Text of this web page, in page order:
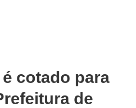
cotado para
de